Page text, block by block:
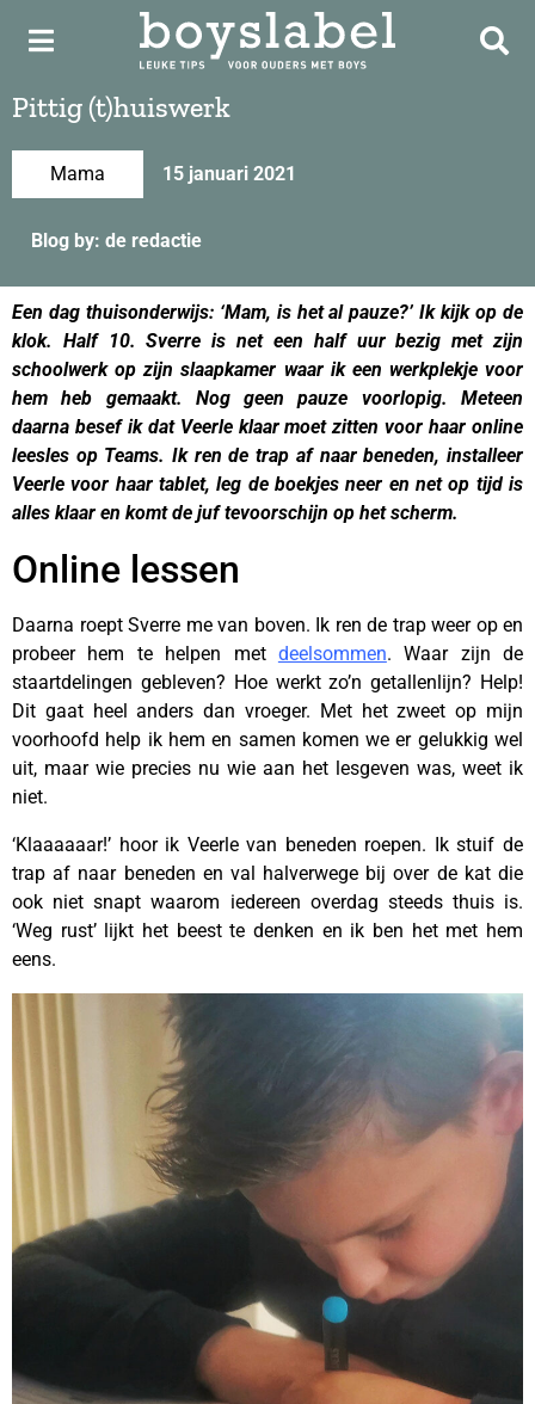
Pittig (t)huiswerk
Mama 15 januari 2021
Blog by: de redactie
Een dag thuisonderwijs: ‘Mam, is het al pauze?’ Ik kijk op de
klok. Half 10. Sverre is net een half uur bezig met zijn
schoolwerk op zijn slaapkamer waar ik een werkplekje voor
hem heb gemaakt. Nog geen pauze voorlopig. Meteen
daarna besef ik dat Veerle klaar moet zitten voor haar online
leesles op Teams. Ik ren de trap af naar beneden, installeer
Veerle voor haar tablet, leg de boekjes neer en net op tijd is
alles klaar en komt de juf tevoorschijn op het scherm.
Online lessen
Daarna roept Sverre me van boven. Ik ren de trap weer op en
probeer hem te helpen met deelsommen. Waar zijn de
staartdelingen gebleven? Hoe werkt zo’n getallenlijn? Help!
Dit gaat heel anders dan vroeger. Met het zweet op mijn
voorhoofd help ik hem en samen komen we er gelukkig wel
uit, maar wie precies nu wie aan het lesgeven was, weet ik
niet.
‘Klaaaaaar!’ hoor ik Veerle van beneden roepen. Ik stuif de
trap af naar beneden en val halverwege bij over de kat die
ook niet snapt waarom iedereen overdag steeds thuis is.
‘Weg rust’ lijkt het beest te denken en ik ben het met hem
eens.